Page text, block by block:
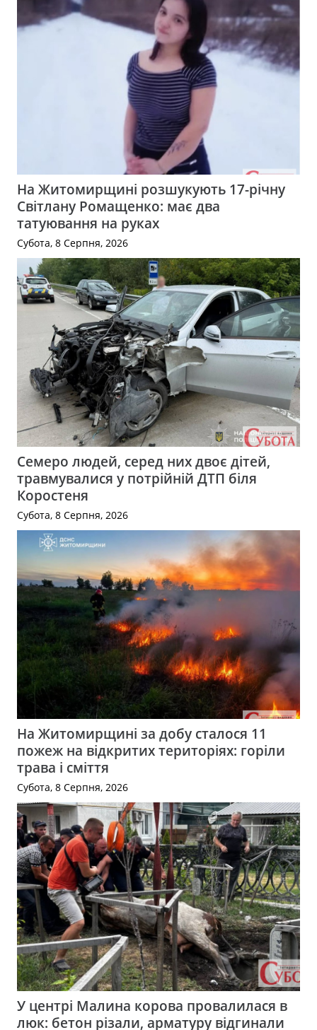
На Житомирщині розшукують 17-річну
Світлану Ромащенко: має два
татуювання на руках
Субота, 8 Серпня, 2026
Семеро людей, серед них двоє дітей,
травмувалися у потрійній ДТП біля
Коростеня
Субота, 8 Серпня, 2026
На Житомирщині за добу сталося 11
пожеж на відкритих територіях: горіли
трава і сміття
Субота, 8 Серпня, 2026
У центрі Малина корова провалилася в
люк: бетон різали, арматуру відгинали